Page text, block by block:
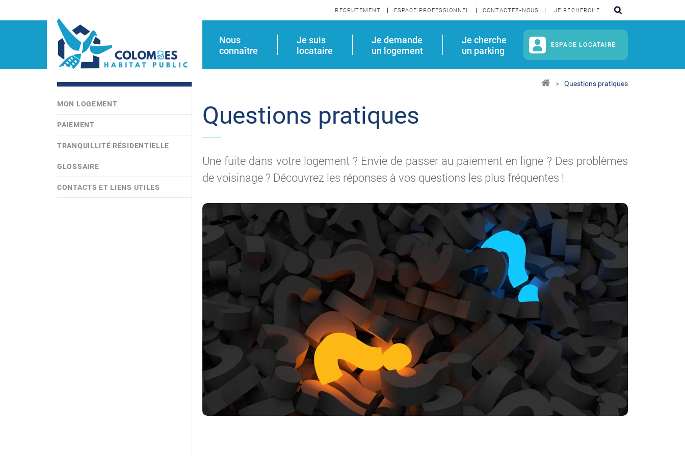
RECRUTEMENT ESPACE PROFESSIONNEL CONTACTEZ-NOUS
Nous
connaître
Je suis
locataire
Je demande
un logement
Je cherche
un parking
ESPACE LOCATAIRE
Questions pratiques
Questions pratiques
Une fuite dans votre logement ? Envie de passer au paiement en ligne ? Des problèmes
de voisinage ? Découvrez les réponses à vos questions les plus fréquentes !
MON LOGEMENT
PAIEMENT
TRANQUILLITÉ RÉSIDENTIELLE
GLOSSAIRE
CONTACTS ET LIENS UTILES